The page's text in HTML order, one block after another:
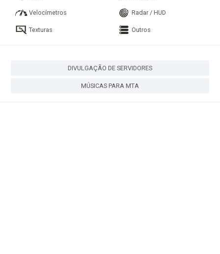
Velocímetros Radar / HUD
Texturas Outros
DIVULGAÇÃO DE SERVIDORES
MÚSICAS PARA MTA